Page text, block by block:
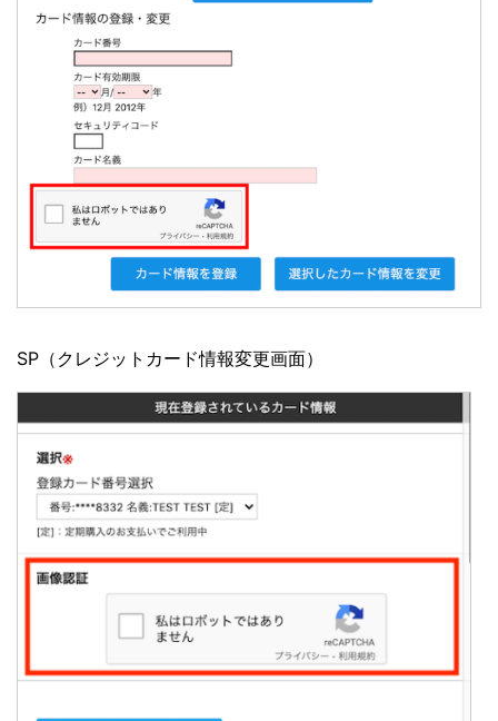
SP（クレジットカード情報変更画面）